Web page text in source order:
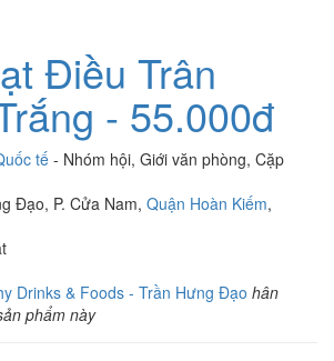
Điều Trân
- 55.000đ
tế - Nhóm hội, Giới văn phòng, Cặp
Đạo, P. Cửa Nam, Quận Hoàn Kiếm,
Drinks & Foods - Trần Hưng Đạo hân
phẩm này